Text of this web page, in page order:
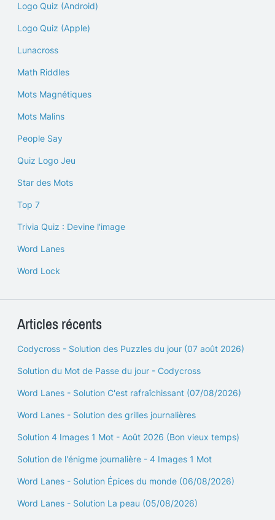
Logo Quiz (Android)
Logo Quiz (Apple)
Lunacross
Math Riddles
Mots Magnétiques
Mots Malins
People Say
Quiz Logo Jeu
Star des Mots
Top 7
Trivia Quiz : Devine l'image
Word Lanes
Word Lock
Articles récents
Codycross - Solution des Puzzles du jour (07 août 2026)
Solution du Mot de Passe du jour - Codycross
Word Lanes - Solution C'est rafraîchissant (07/08/2026)
Word Lanes - Solution des grilles journalières
Solution 4 Images 1 Mot - Août 2026 (Bon vieux temps)
Solution de l'énigme journalière - 4 Images 1 Mot
Word Lanes - Solution Épices du monde (06/08/2026)
Word Lanes - Solution La peau (05/08/2026)